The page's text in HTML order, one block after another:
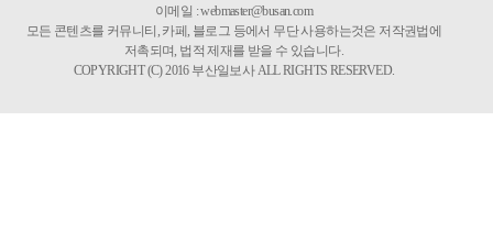
이메일 :webmaster@busan.com
모든 콘텐츠를 커뮤니티, 카페, 블로그 등에서 무단 사용하는것은 저작권법에
저촉되며, 법적 제재를 받을 수 있습니다.
COPYRIGHT (C) 2016 부산일보사 ALL RIGHTS RESERVED.